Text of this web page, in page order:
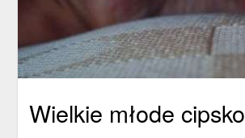
Wielkie młode cipsko